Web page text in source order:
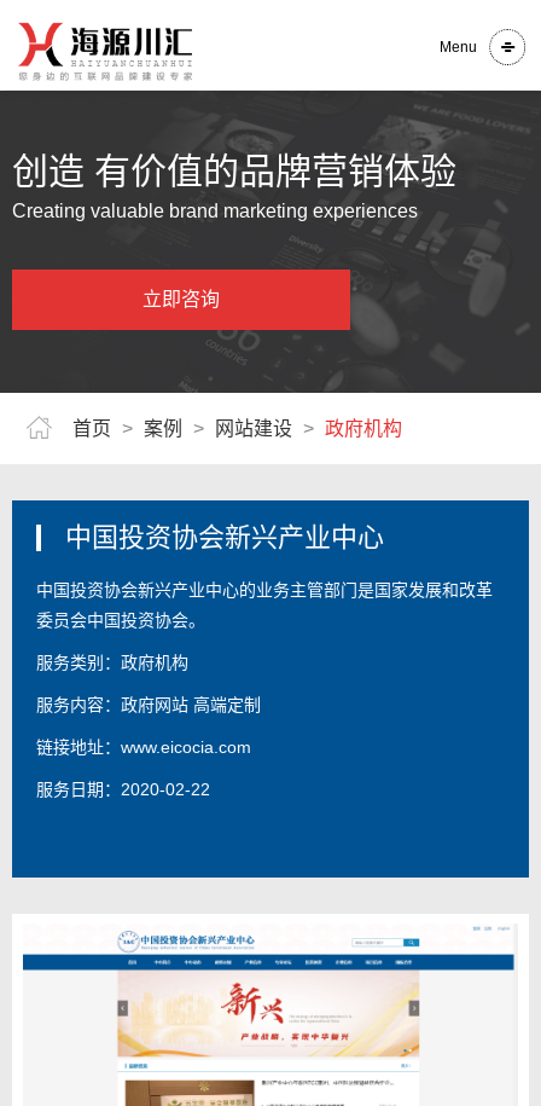
Menu
创造 有价值的品牌营销体验
Creating valuable brand marketing experiences
立即咨询
首页 > 案例 > 网站建设 > 政府机构
中国投资协会新兴产业中心
中国投资协会新兴产业中心的业务主管部门是国家发展和改革
委员会中国投资协会。
服务类别：政府机构
服务内容： 政府网站 高端定制
链接地址： www.eicocia.com
服务日期：2020-02-22